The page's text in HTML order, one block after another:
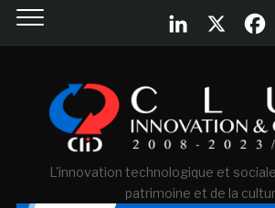
L'innovation technologique et
patrimoine et de la